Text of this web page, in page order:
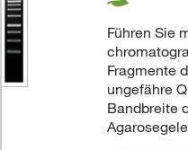
Führen Sie
Fragmente
ungefähre
Bandbreite